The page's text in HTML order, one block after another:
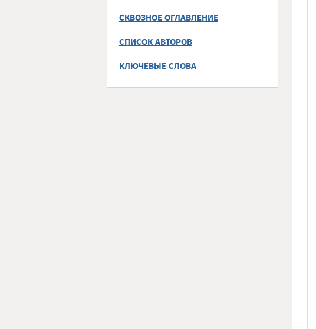
СКВОЗНОЕ ОГЛАВЛЕНИЕ
СПИСОК АВТОРОВ
КЛЮЧЕВЫЕ СЛОВА